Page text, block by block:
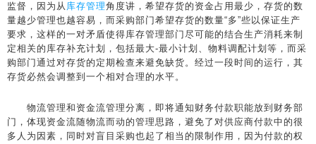
监督，因为从 库存管理角度讲，希望存货的资金占用最少，存货的数
量越少管理也越容易，而采购部门希望存货的数量“多”些以保证生产
要求，这样的一对矛盾使得库存管理部门尽可能的结合生产消耗来制
定相关的库存补充计划，包括最大-最小计划、物料调配计划等，而采
购部门通过对存货的定期检查来避免缺货。经过一段时间的运行，其
存货必然会调整到一个相对合理的水平。
物流管理和资金流管理分离，即将通知财务付款职能放到财务部
门，体现资金流随物流而动的管理思路，避免了对供应商付款中的很
多人为因素，同时对盲目采购也起了相当的限制作用，因为付款的权